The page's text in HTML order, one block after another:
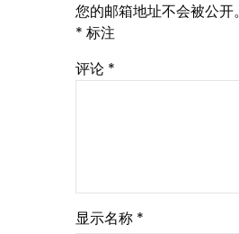
您的邮箱地址不会被公开。
* 标注
评论 *
显示名称 *